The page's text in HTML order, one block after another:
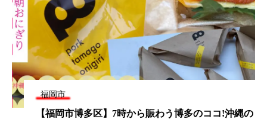
福岡市
【福岡市中央区】旬を楽しむアラカルトと、丁寧な